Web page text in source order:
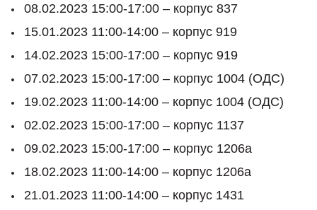
08.02.2023 15:00-17:00 – корпус 837
15.01.2023 11:00-14:00 – корпус 919
14.02.2023 15:00-17:00 – корпус 919
07.02.2023 15:00-17:00 – корпус 1004 (ОДС)
19.02.2023 11:00-14:00 – корпус 1004 (ОДС)
02.02.2023 15:00-17:00 – корпус 1137
09.02.2023 15:00-17:00 – корпус 1206а
18.02.2023 11:00-14:00 – корпус 1206а
21.01.2023 11:00-14:00 – корпус 1431